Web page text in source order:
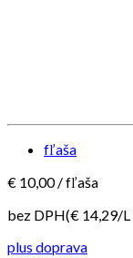
fľaša
€ 10,00/fľaša
bez DPH(€ 14,29/L
plus doprava